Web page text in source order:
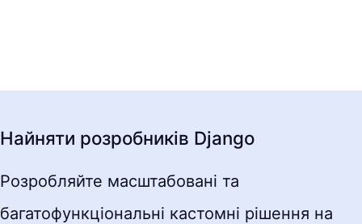
Найняти розробників Django
Розробляйте масштабовані та
багатофункціональні кастомні рішення на